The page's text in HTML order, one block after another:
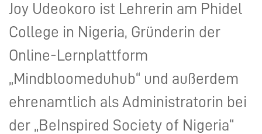
Joy Udeokoro ist Lehrerin am Phidel
College in Nigeria, Gründerin der
Online-Lernplattform
„Mindbloomeduhub“ und außerdem
ehrenamtlich als Administratorin bei
der „BeInspired Society of Nigeria“